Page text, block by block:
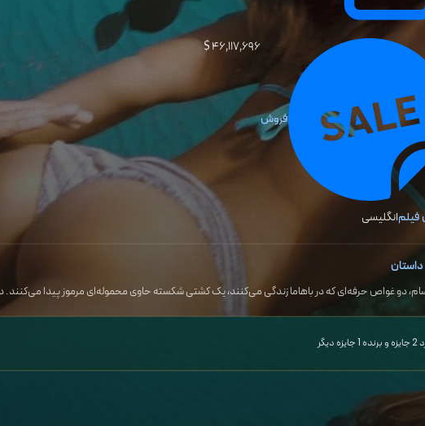
فروش
۴۶٬۱۱۷٬۶۹۶ $
فیلمانگلیسی
دو غواص حرفه‌ای که در باهاما زندگی می‌کنند، یک کشتی شکسته حاوی محموله‌ای مرموز پیدا می‌کنند.
دیگر